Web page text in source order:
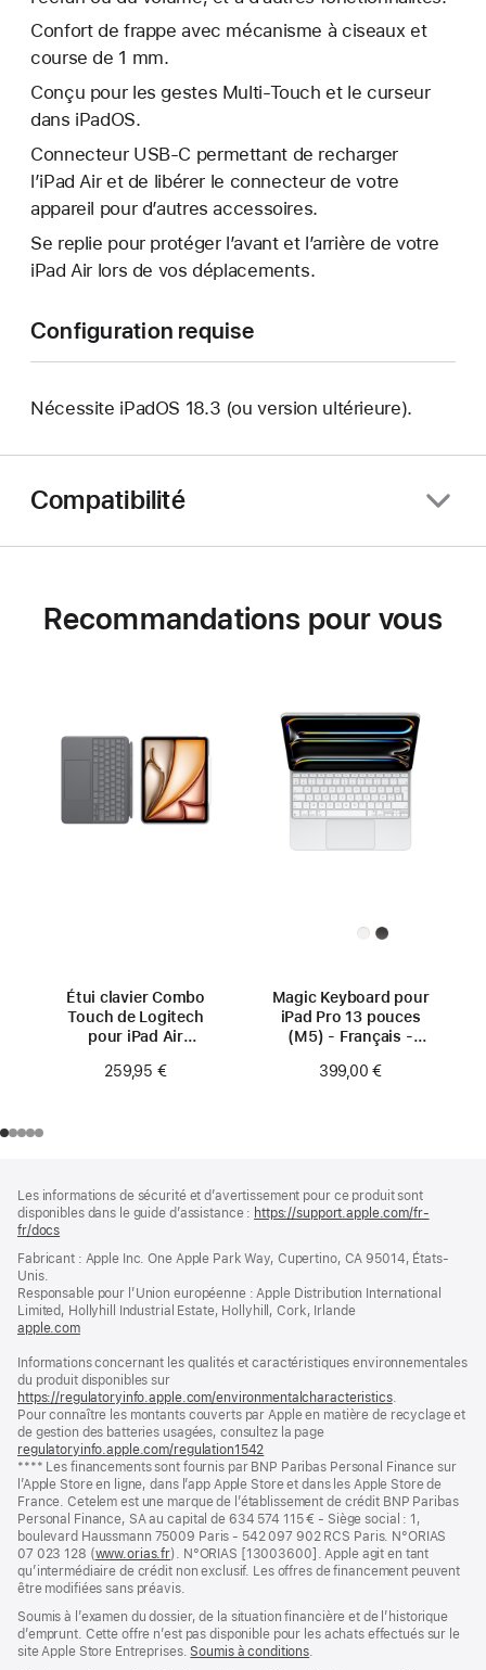
Confort de frappe avec mécanisme à ciseaux et
course de 1 mm.
Conçu pour les gestes Multi‑Touch et le curseur
dans iPadOS.
Connecteur USB‑C permettant de recharger
l’iPad Air et de libérer le connecteur de votre
appareil pour d’autres accessoires.
Se replie pour protéger l’avant et l’arrière de votre
iPad Air lors de vos déplacements.
Configuration requise
Nécessite iPadOS 18.3 (ou version ultérieure).
Compatibilité
Recommandations pour vous
Étui clavier Combo
Touch de Logitech
pour iPad Air
259,95 €
Magic Keyboard pour
iPad Pro 13 pouces
(M5) - Français -
399,00 €
de
page
de
bas
page
Les informations de sécurité et d’avertissement pour ce produit sont
disponibles dans le guide d’assistance : https://support.apple.com/fr-
fr/docs
une
fenêtre)
Fabricant : Apple Inc. One Apple Park Way, Cupertino, CA 95014, États-
Unis.
Responsable pour l’Union européenne : Apple Distribution International
Limited, Hollyhill Industrial Estate, Hollyhill, Cork, Irlande
apple.com(s’ouvre
une
nouvelle
fenêtre)
Informations concernant les qualités et caractéristiques environnementales
du produit disponibles sur
https://regulatoryinfo.apple.com/environmentalcharacteristics.
Pour connaître les montants couverts par Apple en matière de recyclage et
de gestion des batteries usagées, consultez la page
regulatoryinfo.apple.com/regulation1542
dans
une
nouvelle
fenêtre)
Note
de
bas
de
page
**** Les financements sont fournis par BNP Paribas Personal Finance sur
l’Apple Store en ligne, dans l’app Apple Store et dans les Apple Store de
France. Cetelem est une marque de l’établissement de crédit BNP Paribas
Personal Finance, SA au capital de 634 574 115 € - Siège social : 1,
boulevard Haussmann 75009 Paris - 542 097 902 RCS Paris. N°ORIAS
07 023 128 (www.orias.fr(s’ouvre
dans
une
fenêtre)
). N°ORIAS [13003600]. Apple agit en tant
qu’intermédiaire de crédit non exclusif. Les offres de financement peuvent
être modifiées sans préavis.
Soumis à l’examen du dossier, de la situation financière et de l’historique
d’emprunt. Cette offre n’est pas disponible pour les achats effectués sur le
site Apple Store Entreprises. Soumis à conditions